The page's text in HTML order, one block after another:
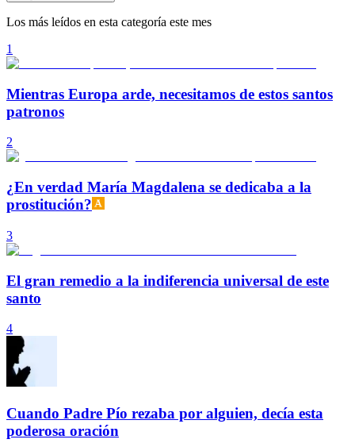
Los más leídos en esta categoría este mes
1
Mientras Europa arde, necesitamos de estos santos
patronos
2
¿En verdad María Magdalena se dedicaba a la
prostitución?
3
El gran remedio a la indiferencia universal de este
santo
4
Cuando Padre Pío rezaba por alguien, decía esta
poderosa oración